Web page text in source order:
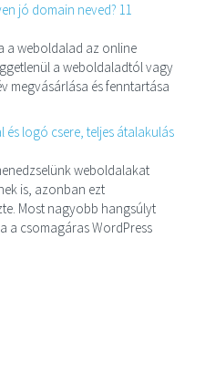
jó domain neved? 11
a weboldalad az online
a weboldaladtól vagy
megvásárlása és fenntartása
logó csere, teljes átalakulás
weboldalakat
is, azonban ezt
Most nagyobb hangsúlyt
a csomagáras WordPress